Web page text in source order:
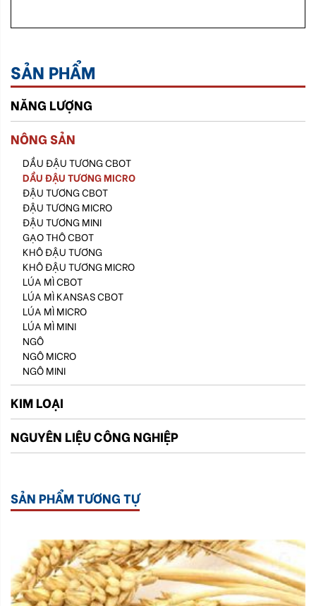
SẢN PHẨM
NĂNG LƯỢNG
NÔNG SẢN
DẦU ĐẬU TƯƠNG CBOT
DẦU ĐẬU TƯƠNG MICRO
ĐẬU TƯƠNG CBOT
ĐẬU TƯƠNG MICRO
ĐẬU TƯƠNG MINI
GẠO THÔ CBOT
KHÔ ĐẬU TƯƠNG
KHÔ ĐẬU TƯƠNG MICRO
LÚA MÌ CBOT
LÚA MÌ KANSAS CBOT
LÚA MÌ MICRO
LÚA MÌ MINI
NGÔ
NGÔ MICRO
NGÔ MINI
KIM LOẠI
NGUYÊN LIỆU CÔNG NGHIỆP
SẢN PHẨM TƯƠNG TỰ